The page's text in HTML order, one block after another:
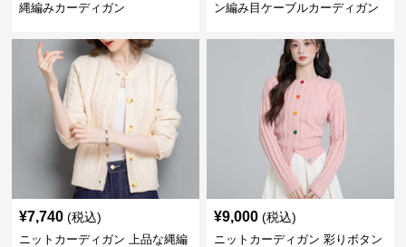
縄編みカーディガン
ン編み目ケーブルカーディガン
¥7,740 (税込)
ニットカーディガン 上品な縄編
¥9,000 (税込)
ニットカーディガン 彩りボタン